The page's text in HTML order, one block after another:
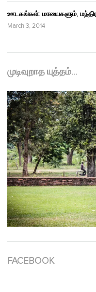
ஊடகங்கள்: மாயைகளும்,
March 3, 2014
முடிவுறாத யுத்தம்…
FACEBOOK